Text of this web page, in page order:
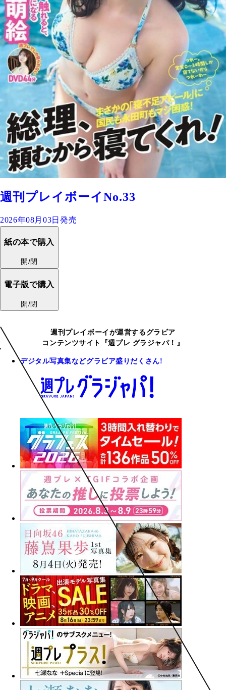
週刊プレイボーイNo.33
2026年08月03日発売
紙の本で購入
開/閉
電子版で購入
開/閉
週刊プレイボーイが運営するグラビア
コンテンツサイト『週プレ グラジャパ！』
デジタル写真集などグラビア盛りだくさん!